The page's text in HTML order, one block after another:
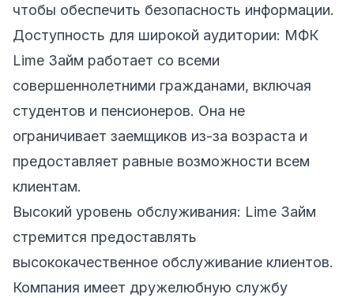
чтобы обеспечить безопасность информации.
Доступность для широкой аудитории: МФК
Lime Займ работает со всеми
совершеннолетними гражданами, включая
студентов и пенсионеров. Она не
ограничивает заемщиков из-за возраста и
предоставляет равные возможности всем
клиентам.
Высокий уровень обслуживания: Lime Займ
стремится предоставлять
высококачественное обслуживание клиентов.
Компания имеет дружелюбную службу